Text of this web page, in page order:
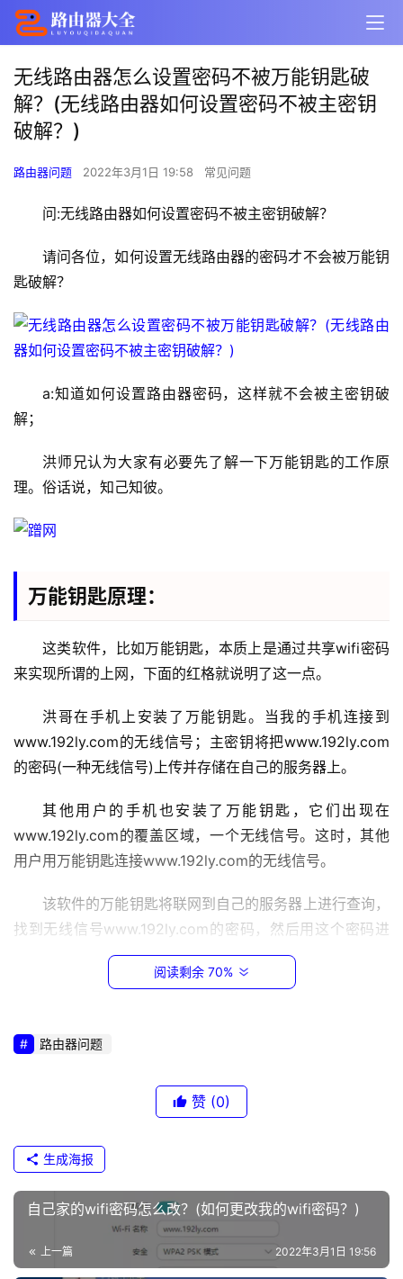
2
6
8
1
2
.
i
无线路由器怎么设置密码不被万能钥匙破
解？(无线路由器如何设置密码不被主密钥
破解？)
路由器问题 2022年3月1日 19:58 常见问题
问:无线路由器如何设置密码不被主密钥破解？
请问各位，如何设置无线路由器的密码才不会被万能钥
匙破解？
a:知道如何设置路由器密码，这样就不会被主密钥破
解；
洪师兄认为大家有必要先了解一下万能钥匙的工作原
理。俗话说，知己知彼。
万能钥匙原理：
这类软件，比如万能钥匙，本质上是通过共享wifi密码
来实现所谓的上网，下面的红格就说明了这一点。
洪哥在手机上安装了万能钥匙。当我的手机连接到
www.192ly.com的无线信号；主密钥将把www.192ly.com
的密码(一种无线信号)上传并存储在自己的服务器上。
其他用户的手机也安装了万能钥匙，它们出现在
www.192ly.com的覆盖区域，一个无线信号。这时，其他
用户用万能钥匙连接www.192ly.com的无线信号。
该软件的万能钥匙将联网到自己的服务器上进行查询，
找到无线信号www.192ly.com的密码，然后用这个密码进
虽然万能钥匙本质上是基于共享wifi密码来实现所谓的
1.不需要主密钥。
正如洪哥已经介绍过的，万能钥匙这种联网软件，本质
上是通过共享wifi密码来实现所谓的联网。
阅读剩余 70%
路由器问题
赞 (0)
生成海报
自己家的wifi密码怎么改？(如何更改我的wifi密码？)
上一篇 2022年3月1日 19:56